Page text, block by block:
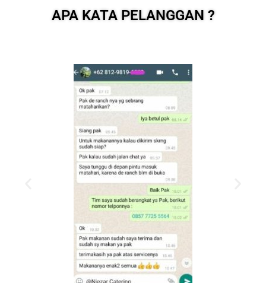
APA KATA PELANGGAN ?